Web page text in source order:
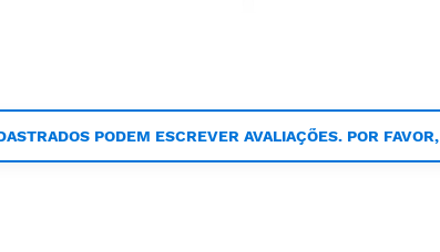
PODEM ESCREVER AVALIAÇÕES. POR FAVOR,